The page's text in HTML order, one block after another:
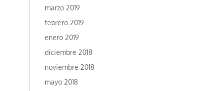
marzo 2019
febrero 2019
enero 2019
diciembre 2018
noviembre 2018
mayo 2018